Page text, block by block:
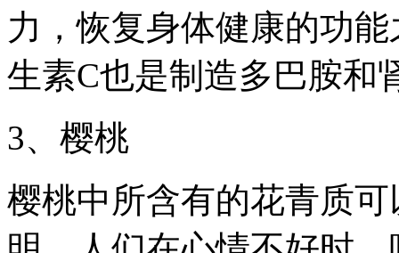
力，恢复身体健康的功
生素C也是制造多巴胺和
3、樱桃
樱桃中所含有的花青质